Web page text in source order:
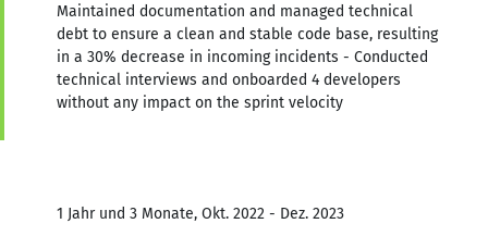
Maintained documentation and managed technical
debt to ensure a clean and stable code base, resulting
in a 30% decrease in incoming incidents - Conducted
technical interviews and onboarded 4 developers
without any impact on the sprint velocity
1 Jahr und 3 Monate, Okt. 2022 - Dez. 2023